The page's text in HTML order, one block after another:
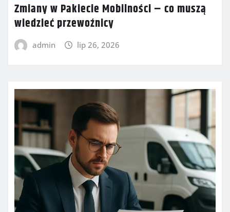
Zmiany w Pakiecie Mobilności – co muszą
wiedzieć przewoźnicy
admin lip 26, 2026